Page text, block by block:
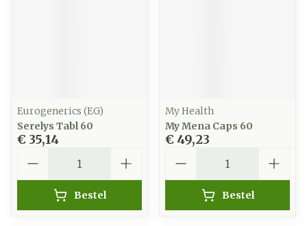
Eurogenerics (EG)
Serelys Tabl 60
€ 35,14
Bestel
My Health
My Mena Caps 60
€ 49,23
Bestel